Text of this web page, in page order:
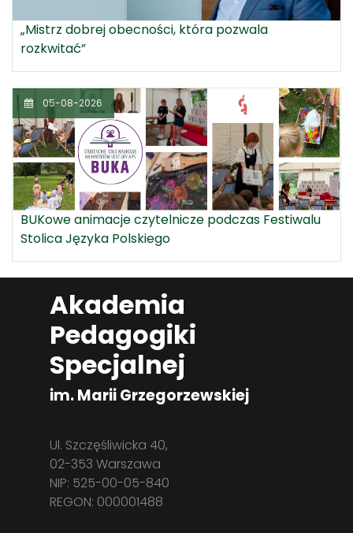
„Mistrz dobrej obecności, która pozwala
rozkwitać”
05-08-2026
BUKowe animacje czytelnicze podczas Festiwalu
Stolica Języka Polskiego
Akademia
Pedagogiki
Specjalnej
im. Marii Grzegorzewskiej
Ul. Szczęśliwicka 40,
02-353 Warszawa
NIP: 525-00-05-840
REGON: 000001488